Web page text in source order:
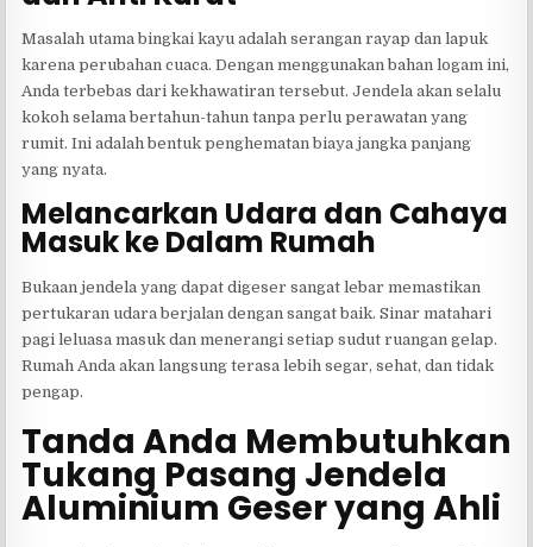
Masalah utama bingkai kayu adalah serangan rayap dan lapuk
karena perubahan cuaca. Dengan menggunakan bahan logam ini,
Anda terbebas dari kekhawatiran tersebut. Jendela akan selalu
kokoh selama bertahun-tahun tanpa perlu perawatan yang
rumit. Ini adalah bentuk penghematan biaya jangka panjang
yang nyata.
Melancarkan Udara dan Cahaya
Masuk ke Dalam Rumah
Bukaan jendela yang dapat digeser sangat lebar memastikan
pertukaran udara berjalan dengan sangat baik. Sinar matahari
pagi leluasa masuk dan menerangi setiap sudut ruangan gelap.
Rumah Anda akan langsung terasa lebih segar, sehat, dan tidak
pengap.
Tanda Anda Membutuhkan
Tukang Pasang Jendela
Aluminium Geser yang Ahli